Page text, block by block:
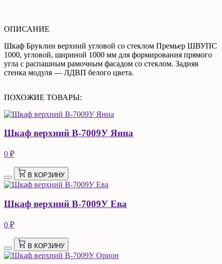
ОПИСАНИЕ
Шкаф Бруклин верхний угловой со стеклом Премьер ШВУПС
1000, угловой, шириной 1000 мм для формирования прямого
угла с распашным рамочным фасадом со стеклом. Задняя
стенка модуля — ЛДВП белого цвета.
ПОХОЖИЕ ТОВАРЫ:
Шкаф верхний В-7009У Янна
0 ₽
В КОРЗИНУ
Шкаф верхний В-7009У Ева
0 ₽
В КОРЗИНУ